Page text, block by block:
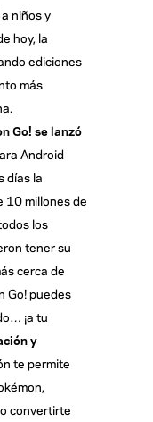
niños y
hoy, la
ediciones
más
Go! se lanzó
Android
días la
10 millones de
los
tener su
cerca de
Go! puedes
¡a tu
y
te permite
convertirte